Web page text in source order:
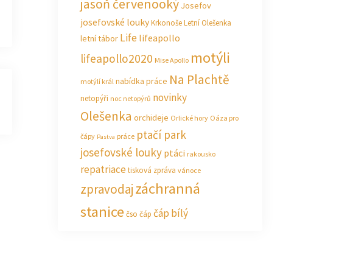
jasoň červenooký Josefov
josefovské loukyKrkonošeLetní Olešenka
letní tábor Life lifeapollo
lifeapollo2020 Mise Apollo motýli
motýlí král nabídka práce Na Plachtě
netopýři noc netopýrů novinky
Olešenka orchideje Orlické hory Oáza pro
čápy Pastva práce ptačí park
josefovské louky ptáci rakousko
repatriacetisková zpráva vánoce
zpravodajzáchranná
stanice čso čáp čáp bílý